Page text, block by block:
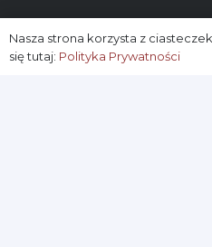
Godziny otwarcia: Pon
Nasza strona korzysta z
się tutaj: Polityka Prywatności